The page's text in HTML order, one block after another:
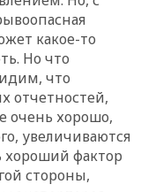
какое-то
Но что
что
отчетностей,
очень хорошо,
увеличиваются
хороший фактор
стороны,